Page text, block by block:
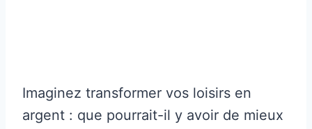
Imaginez transformer vos loisirs en
argent : que pourrait-il y avoir de mieux